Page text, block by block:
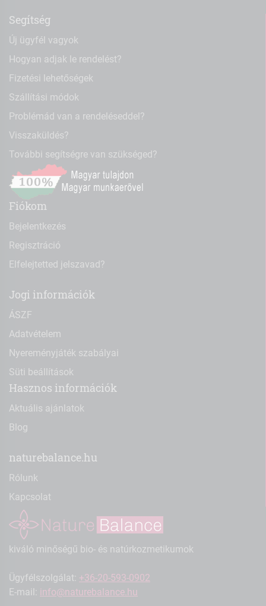
Segítség
Új ügyfél vagyok
Hogyan adjak le rendelést?
Fizetési lehetőségek
Szállítási módok
Problémád van a rendeléseddel?
Visszaküldés?
További segítségre van szükséged?
Fiókom
Bejelentkezés
Regisztráció
Elfelejtetted jelszavad?
Jogi információk
ÁSZF
Adatvételem
Nyereményjáték szabályai
Süti beállítások
Hasznos információk
Aktuális ajánlatok
Blog
naturebalance.hu
Rólunk
Kapcsolat
kiváló minőségű bio- és natúrkozmetikumok
Ügyfélszolgálat: +36-20-593-0902
E-mail: info@naturebalance.hu